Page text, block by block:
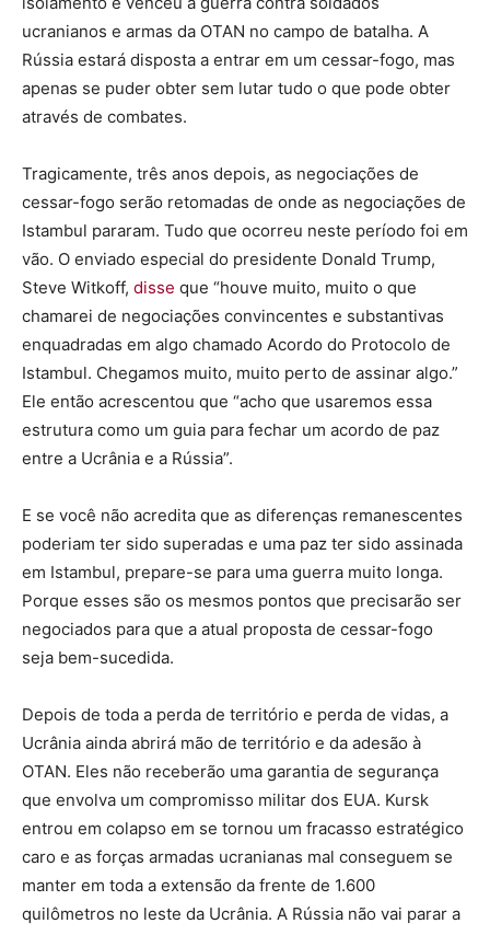
ucranianos e armas da OTAN no campo de batalha. A
Rússia estará disposta a entrar em um cessar-fogo, mas
apenas se puder obter sem lutar tudo o que pode obter
através de combates.
Tragicamente, três anos depois, as negociações de
cessar-fogo serão retomadas de onde as negociações de
Istambul pararam. Tudo que ocorreu neste período foi em
vão. O enviado especial do presidente Donald Trump,
Steve Witkoff, disse que “houve muito, muito o que
chamarei de negociações convincentes e substantivas
enquadradas em algo chamado Acordo do Protocolo de
Istambul. Chegamos muito, muito perto de assinar algo.”
Ele então acrescentou que “acho que usaremos essa
estrutura como um guia para fechar um acordo de paz
entre a Ucrânia e a Rússia”.
E se você não acredita que as diferenças remanescentes
poderiam ter sido superadas e uma paz ter sido assinada
em Istambul, prepare-se para uma guerra muito longa.
Porque esses são os mesmos pontos que precisarão ser
negociados para que a atual proposta de cessar-fogo
seja bem-sucedida.
Depois de toda a perda de território e perda de vidas, a
Ucrânia ainda abrirá mão de território e da adesão à
OTAN. Eles não receberão uma garantia de segurança
que envolva um compromisso militar dos EUA. Kursk
entrou em colapso em se tornou um fracasso estratégico
caro e as forças armadas ucranianas mal conseguem se
manter em toda a extensão da frente de 1.600
quilômetros no leste da Ucrânia. A Rússia não vai parar a